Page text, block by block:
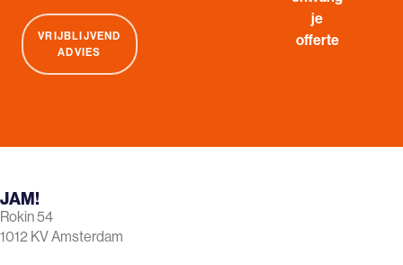
VRIJBLIJVEND
ADVIES
je
offerte
JAM!
Rokin 54
1012 KV Amsterdam